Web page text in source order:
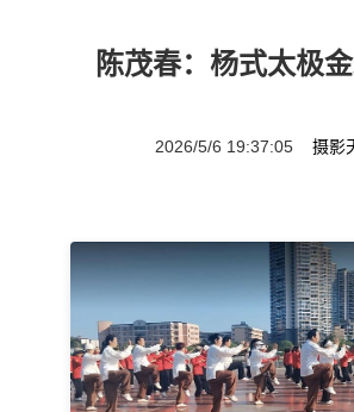
陈茂春：杨式太极
2026/5/6 19:37:05 摄影